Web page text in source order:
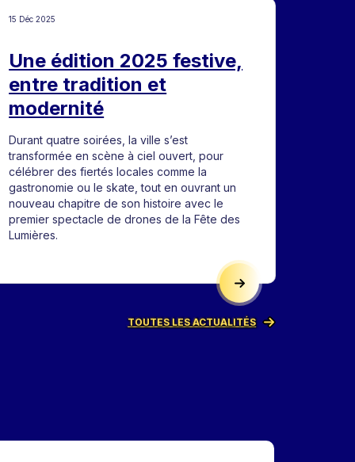
: LUMIGNONS DU CŒUR 2026
15 Déc 2025
Une édition 2025 festive,
entre tradition et
modernité
Durant quatre soirées, la ville s’est
transformée en scène à ciel ouvert, pour
célébrer des fiertés locales comme la
gastronomie ou le skate, tout en ouvrant un
nouveau chapitre de son histoire avec le
premier spectacle de drones de la Fête des
Lumières.
UNE ÉDITION 2025
TOUTES LES ACTUALITÉS